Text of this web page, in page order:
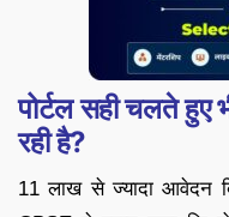
पोर्टल सही चलते हुए
रही है?
11 लाख से ज्यादा आवेदन